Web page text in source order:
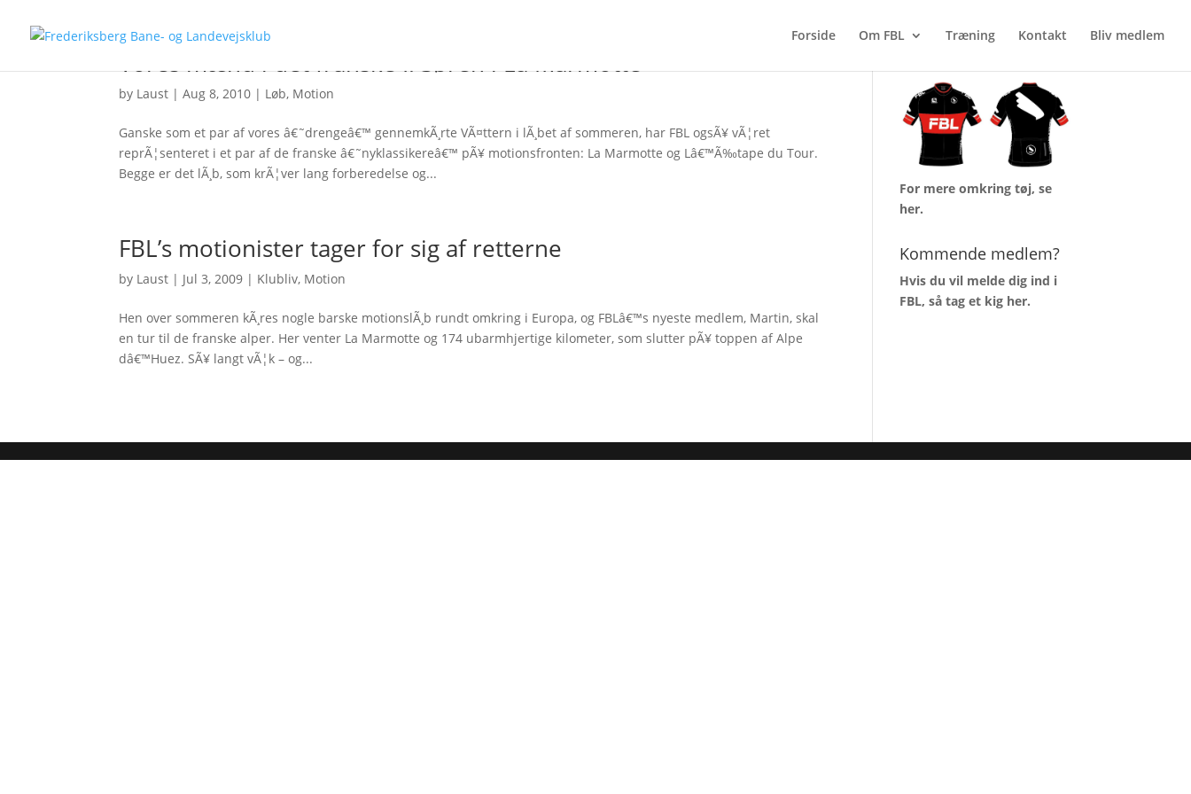
Forside Om FBL Træning Kontakt Bliv medlem
Vores mænd i det franske I: Søren i La Marmotte
by Laust |Aug 8, 2010 | Løb, Motion
Ganske som et par af vores â€˜drengeâ€™ gennemkÃ¸rte VÃ¤ttern i lÃ¸bet af sommeren, har FBL ogsÃ¥ vÃ¦ret
reprÃ¦senteret i et par af de franske â€˜nyklassikereâ€™ pÃ¥ motionsfronten: La Marmotte og Lâ€™Ã‰tape du Tour.
Begge er det lÃ¸b, som krÃ¦ver lang forberedelse og...
FBL’s motionister tager for sig af retterne
by Laust | Jul 3, 2009 | Klubliv, Motion
Hen over sommeren kÃ¸res nogle barske motionslÃ¸b rundt omkring i Europa, og FBLâ€™s nyeste medlem, Martin, skal
en tur til de franske alper. Her venter La Marmotte og 174 ubarmhjertige kilometer, som slutter pÃ¥ toppen af Alpe
dâ€™Huez. SÃ¥ langt vÃ¦k – og...
For mere omkring tøj, se
her.
Kommende medlem?
Hvis du vil melde dig ind i
FBL, så tag et kig her.